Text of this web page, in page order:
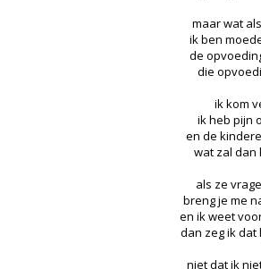
maar wat
ik ben
de
die
ik kom
ik heb pijn
en de
wat zal dan
als ze
breng je me
en ik weet
dan zeg ik dat
niet dat ik